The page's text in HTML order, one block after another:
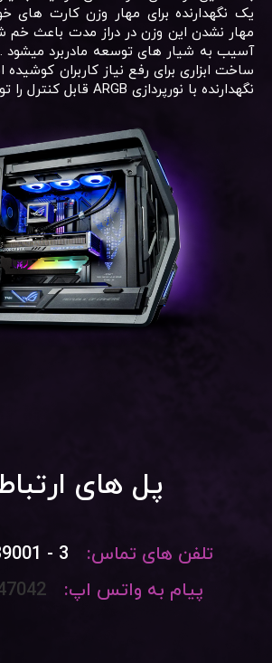
یک نگهدارنده برای مهار وزن کارت های
مهار نشدن این وزن در دراز مدت باعث
آسیب به شیار های توسعه مادربرد میشود
ساخت ابزاری برای رفع نیاز کاربران
نگهدارنده با نورپردازی ARGB قابل کنترل را تولید و روانه بازار کند.
پل های
تلفن های تماس:
3 - 021-88939001
پیام به واتس اپ: